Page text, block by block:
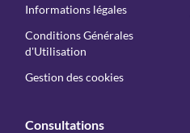
Informations légales
Conditions Générales
d'Utilisation
Gestion des cookies
Consultations